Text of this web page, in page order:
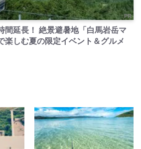
PR
間延長！ 絶景避暑地「白馬岩岳マ
楽しむ夏の限定イベント＆グルメ